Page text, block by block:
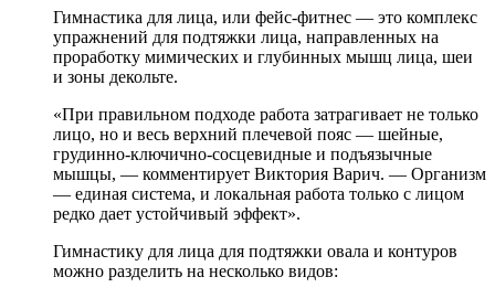
Гимнастика для лица, или фейс-фитнес — это комплекс
упражнений для подтяжки лица, направленных на
проработку мимических и глубинных мышц лица, шеи
и зоны декольте.
«При правильном подходе работа затрагивает не только
лицо, но и весь верхний плечевой пояс — шейные,
грудинно-ключично-сосцевидные и подъязычные
мышцы, — комментирует Виктория Варич. — Организм
— единая система, и локальная работа только с лицом
редко дает устойчивый эффект».
Гимнастику для лица для подтяжки овала и контуров
можно разделить на несколько видов: